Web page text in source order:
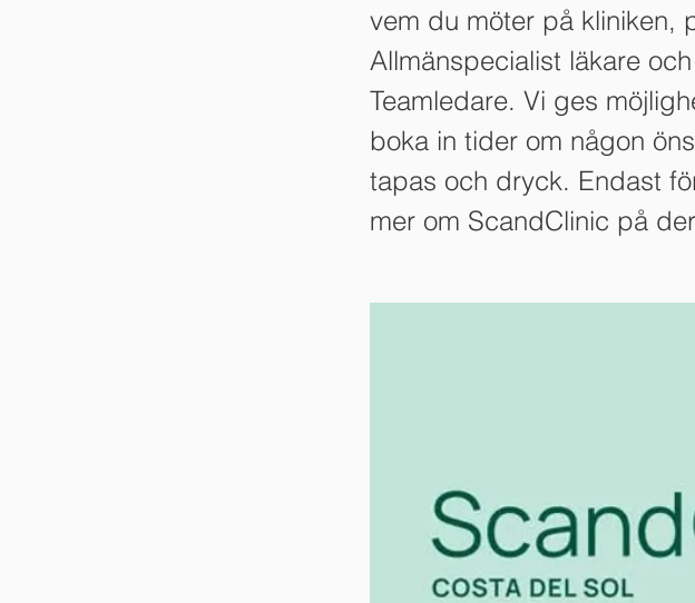
vem du möter på kliniken,
Allmänspecialist läkare
Teamledare. Vi ges
boka in tider om någon
tapas och dryck. Endast
mer om ScandClinic på